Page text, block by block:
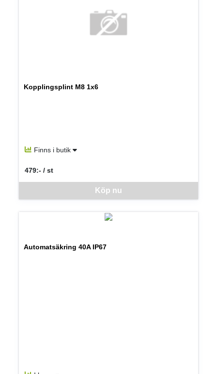
Kopplingsplint M8 1x6
Finns i butik
Denna vara går inte att beställa via webben just nu, vänligen
Köp nu
479:- / st
SEK per ST
Automatsäkring 40A IP67